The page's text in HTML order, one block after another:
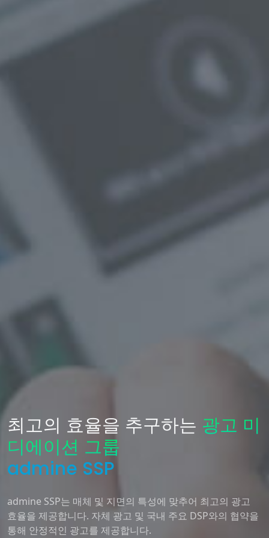
최고의 효율을 추구하는 광고 미
디에이션 그룹
admine SSP
admine SSP는 매체 및 지면의 특성에 맞추어 최고의 광고
효율을 제공합니다. 자체 광고 및 국내 주요 DSP와의 협약을
통해 안정적인 광고를 제공합니다.